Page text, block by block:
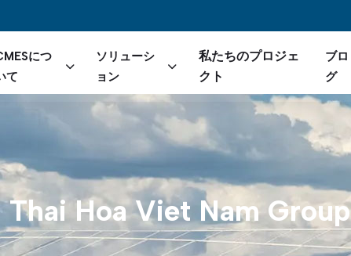
navigation
につ
て
ソリューシ
ョン
私たちのプロジェ
クト
ブロ
グ
Thai Hoa Viet Nam Group